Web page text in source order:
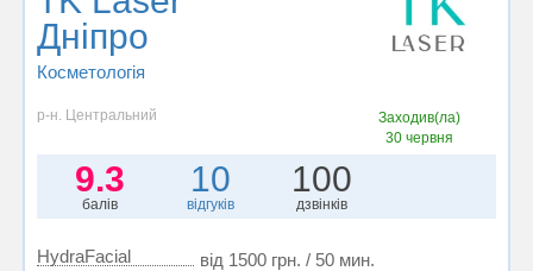
Дніпро
Косметологія
р-н. Центральний
Заходив(ла)
30 червня
9.3
балів
10
відгуків
100
дзвінків
HydraFacial від 1500 грн. / 50 мин.